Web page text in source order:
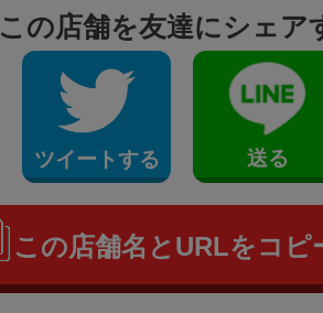
この店舗を友達にシェア
ツイートする 送る
この店舗名とURLをコピ